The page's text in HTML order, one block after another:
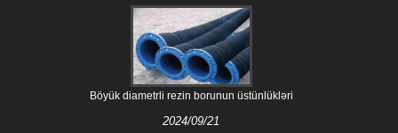
Böyük diametrli rezin borunun üstünlükləri
2024/09/21